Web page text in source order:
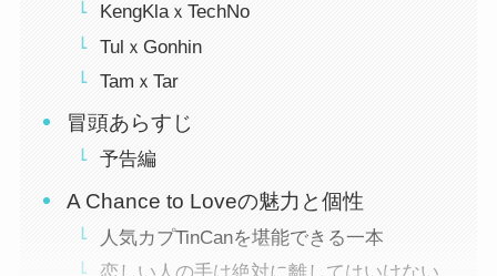
KengKlaｘTechNo
TulｘGonhin
TamｘTar
冒頭あらすじ
予告編
A Chance to Loveの魅力と個性
人気カプTinCanを堪能できる一本